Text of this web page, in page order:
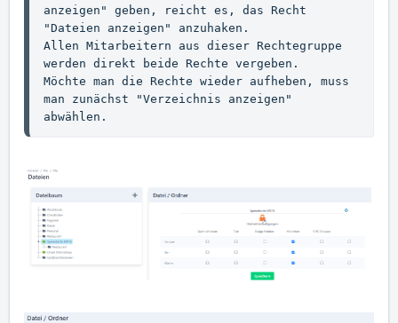
anzeigen" geben, reicht es, das Recht
"Dateien anzeigen" anzuhaken.
Allen Mitarbeitern aus dieser Rechtegruppe
werden direkt beide Rechte vergeben.
Möchte man die Rechte wieder aufheben, muss
man zunächst "Verzeichnis anzeigen"
abwählen.